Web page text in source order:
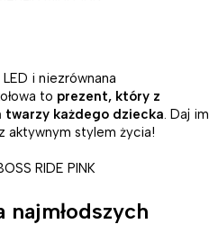
i niezrównana
to prezent, który z
twarzy każdego dziecka. Daj im
aktywnym stylem życia!
najmłodszych